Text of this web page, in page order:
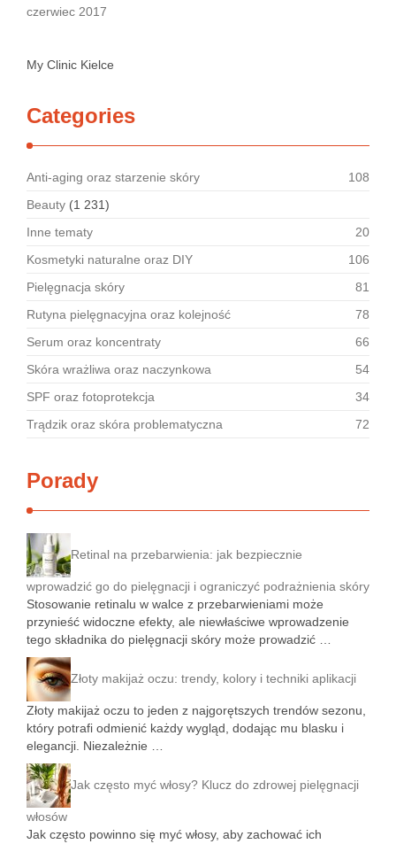
czerwiec 2017
My Clinic Kielce
Categories
Anti-aging oraz starzenie skóry
108
Beauty (1 231)
Inne tematy
20
Kosmetyki naturalne oraz DIY
106
Pielęgnacja skóry
81
Rutyna pielęgnacyjna oraz kolejność
78
Serum oraz koncentraty
66
Skóra wrażliwa oraz naczynkowa
54
SPF oraz fotoprotekcja
34
Trądzik oraz skóra problematyczna
72
Porady
Retinal na przebarwienia: jak bezpiecznie
wprowadzić go do pielęgnacji i ograniczyć podrażnienia skóry
Stosowanie retinalu w walce z przebarwieniami może
przynieść widoczne efekty, ale niewłaściwe wprowadzenie
tego składnika do pielęgnacji skóry może prowadzić …
Złoty makijaż oczu: trendy, kolory i techniki aplikacji
Złoty makijaż oczu to jeden z najgorętszych trendów sezonu,
który potrafi odmienić każdy wygląd, dodając mu blasku i
elegancji. Niezależnie …
Jak często myć włosy? Klucz do zdrowej pielęgnacji
włosów
Jak często powinno się myć włosy, aby zachować ich